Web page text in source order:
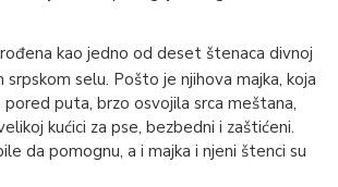
kao jedno od deset štenaca divnoj
srpskom selu. Pošto je njihova majka, koja
puta, brzo osvojila srca meštana,
kućici za pse, bezbedni i zaštićeni.
da pomognu, a i majka i njeni štenci su